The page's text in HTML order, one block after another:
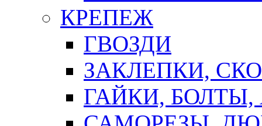
КРЕПЕЖ
ГВОЗДИ
ЗАКЛЕПКИ,
ГАЙКИ,